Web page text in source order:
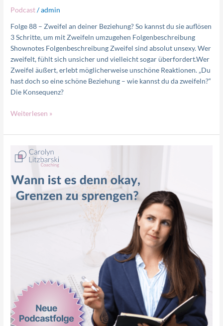
Podcast/admin
Folge 88 – Zweifel an deiner Beziehung? So kannst du sie auflösen
3 Schritte, um mit Zweifeln umzugehen Folgenbeschreibung
Shownotes Folgenbeschreibung Zweifel sind absolut unsexy. Wer
zweifelt, fühlt sich unsicher und vielleicht sogar überfordert.Wer
Zweifel äußert, erlebt möglicherweise unschöne Reaktionen. „Du
hast doch so eine schöne Beziehung – wie kannst du da zweifeln?“
Die Konsequenz?
Weiterlesen »
Grenzen
sprengen!